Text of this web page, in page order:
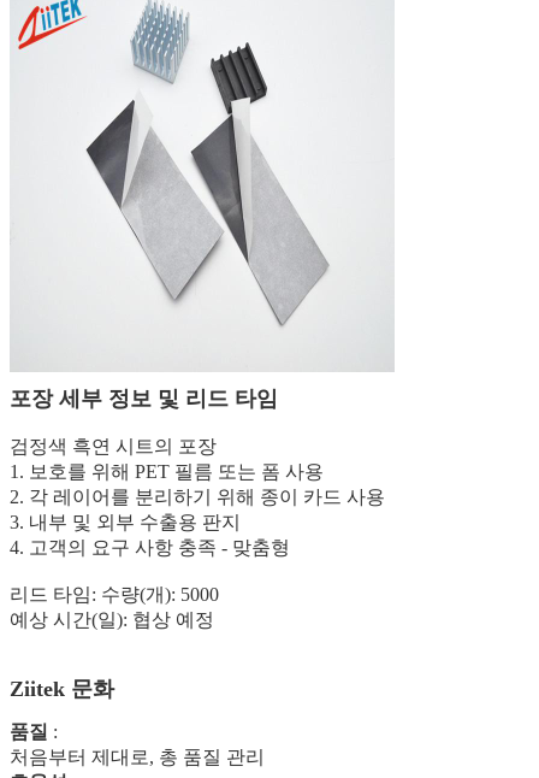
포장 세부 정보 및 리드 타임
검정색 흑연 시트의 포장
1. 보호를 위해 PET 필름 또는 폼 사용
2. 각 레이어를 분리하기 위해 종이 카드 사용
3. 내부 및 외부 수출용 판지
4. 고객의 요구 사항 충족 - 맞춤형
리드 타임: 수량(개): 5000
예상 시간(일): 협상 예정
Ziitek 문화
품질 :
처음부터 제대로, 총 품질 관리